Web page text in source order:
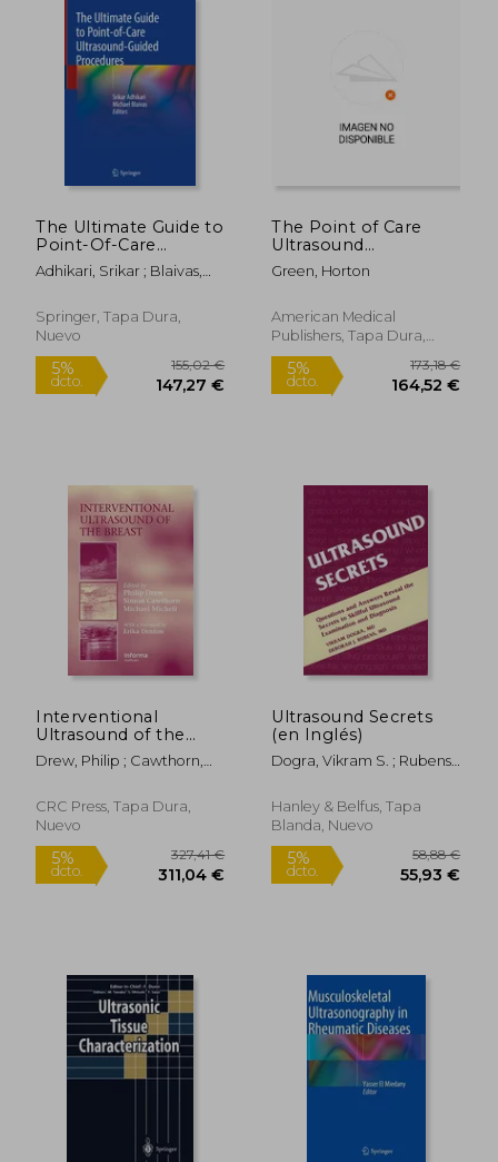
81,82 €
The Ultimate Guide to
Point-Of-Care
Ultrasound-Guided
Procedures (en
Adhikari, Srikar ; Blaivas,
Springer, Tapa Dura,
Nuevo
5%
dcto. 147,27 €
The Point of Care
Ultrasound
Handbook (en Inglés)
Green, Horton
American Medical
Publishers, Tapa Dura,
Nuevo
5%
dcto.
Interventional
Ultrasound of the
Breast (en Inglés)
Drew, Philip ; Cawthorn,
CRC Press, Tapa Dura,
Nuevo
Ultrasound Secrets
(en Inglés)
Dogra, Vikram S. ; Rubens,
Hanley & Belfus, Tapa
Blanda, Nuevo